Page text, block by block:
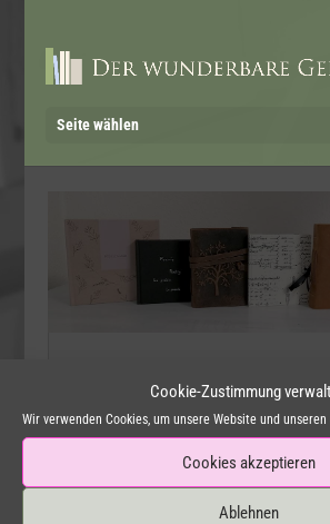
Cookie-Zustimmung
Wir verwenden Cookies, um unsere Website und
Cookies akzeptieren
Ablehnen
Seite wählen
Poetry around the
2. Juli 2021|Poetry around the
Beim Scannen meines
dieser wunderbare Gedanke.